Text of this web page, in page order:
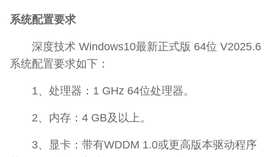
系统配置要求
深度技术 Windows10最新正式版 64位 V2025.6
系统配置要求如下：
1、处理器：1 GHz 64位处理器。
2、内存：4 GB及以上。
3、显卡：带有WDDM 1.0或更高版本驱动程序